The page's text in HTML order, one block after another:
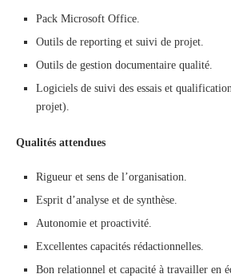
Pack Microsoft Office.
Outils de reporting et suivi de projet.
Outils de gestion documentaire qualité.
Logiciels de suivi des essais et
projet).
Qualités attendues
Rigueur et sens de l’organisation.
Esprit d’analyse et de synthèse.
Autonomie et proactivité.
Excellentes capacités rédactionnelles.
Bon relationnel et capacité à travailler en